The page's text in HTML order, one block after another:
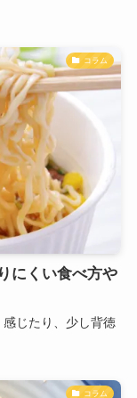
コラム
にくい食べ方や
じたり、少し背徳
コラム